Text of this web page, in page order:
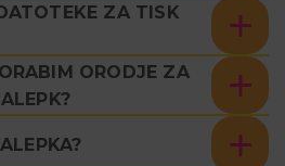
ZA TISK
ORODJE ZA